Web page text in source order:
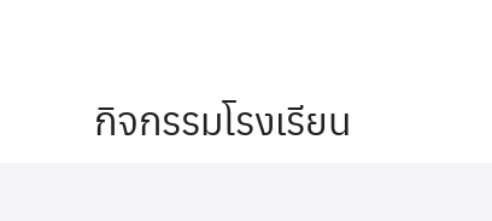
กิจกรรมโรงเรียน